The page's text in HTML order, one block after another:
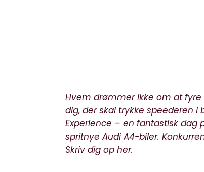
Hvem drømmer ikke om at
dig, der skal trykke speederen
Experience – en fantastisk
spritnye Audi A4-biler.
Skriv dig op her.